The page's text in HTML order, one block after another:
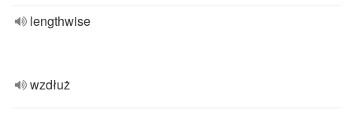
lengthwise
wzdłuż